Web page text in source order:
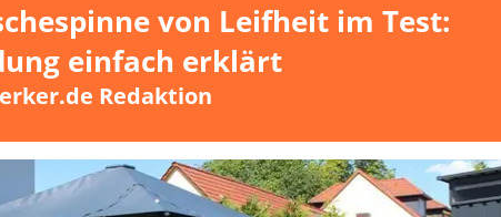
von Leifheit im Test:
einfach erklärt
Redaktion